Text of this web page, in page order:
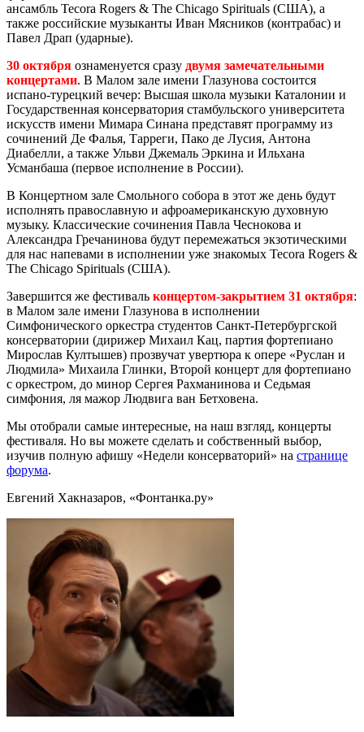
ансамбль Tecora Rogers & The Chicago Spirituals (США), а
также российские музыканты Иван Мясников (контрабас) и
Павел Драп (ударные).
30 октября ознаменуется сразу двумя замечательными
концертами. В Малом зале имени Глазунова состоится
испано-турецкий вечер: Высшая школа музыки Каталонии и
Государственная консерватория стамбульского университета
искусств имени Мимара Синана представят программу из
сочинений Де Фалья, Тарреги, Пако де Лусия, Антона
Диабелли, а также Ульви Джемаль Эркина и Ильхана
Усманбаша (первое исполнение в России).
В Концертном зале Смольного собора в этот же день будут
исполнять православную и афроамериканскую духовную
музыку. Классические сочинения Павла Чеснокова и
Александра Гречанинова будут перемежаться экзотическими
для нас напевами в исполнении уже знакомых Tecora Rogers &
The Chicago Spirituals (США).
Завершится же фестиваль концертом-закрытием 31 октября:
в Малом зале имени Глазунова в исполнении
Симфонического оркестра студентов Санкт-Петербургской
консерватории (дирижер Михаил Кац, партия фортепиано
Мирослав Култышев) прозвучат увертюра к опере «Руслан и
Людмила» Михаила Глинки, Второй концерт для фортепиано
с оркестром, до минор Сергея Рахманинова и Седьмая
симфония, ля мажор Людвига ван Бетховена.
Мы отобрали самые интересные, на наш взгляд, концерты
фестиваля. Но вы можете сделать и собственный выбор,
изучив полную афишу «Недели консерваторий» на странице
форума.
Евгений Хакназаров, «Фонтанка.ру»